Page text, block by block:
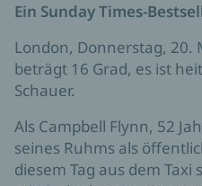
Ein Sunday Times-
London, Donnerstag, 20.
beträgt 16 Grad, es ist
Schauer.
Als Campbell Flynn, 52
seines Ruhms als
diesem Tag aus dem